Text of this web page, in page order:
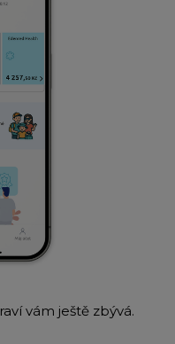
vám ještě zbývá.